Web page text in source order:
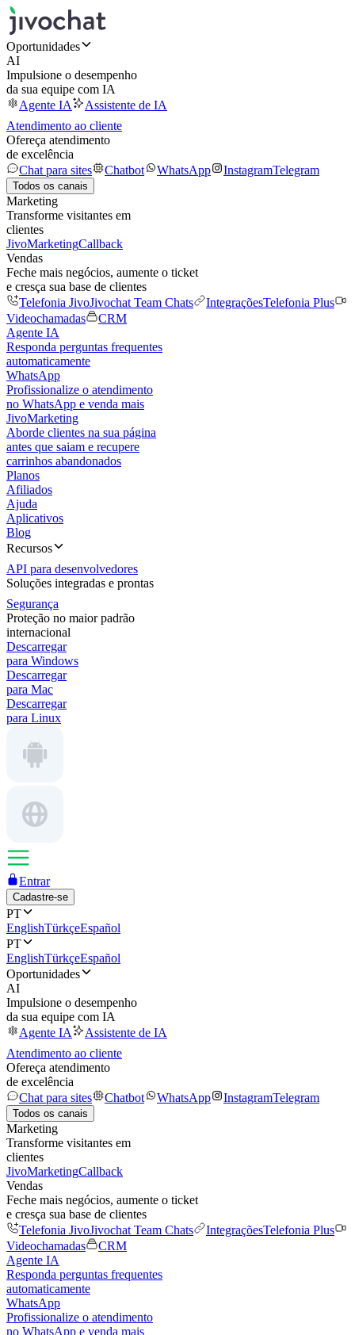
Oportunidades
AI
Impulsione o desempenho
da sua equipe com IA
Agente IA
Assistente de IA
Atendimento ao cliente
Ofereça atendimento
de excelência
Chat para sites
Chatbot WhatsApp InstagramTelegram
Todos os canais
Marketing
Transforme visitantes em
clientes
JivoMarketingCallback
Vendas
Feche mais negócios, aumente o ticket
e cresça sua base de clientes
Telefonia JivoJivochat Team Chats IntegraçõesTelefonia Plus
Videochamadas
CRM
Agente IA
Responda perguntas frequentes
automaticamente
WhatsApp
Profissionalize o atendimento
no WhatsApp e venda mais
JivoMarketing
Aborde clientes na sua página
antes que saiam e recupere
carrinhos abandonados
Planos
Afiliados
Ajuda
Aplicativos
Blog
Recursos
API para desenvolvedores
Soluções integradas e prontas
Segurança
Proteção no maior padrão
internacional
Descarregar
para Windows
Descarregar
para Mac
Descarregar
para Linux
Entrar
Cadastre-se
PT
EnglishTürkçeEspañol
PT
EnglishTürkçeEspañol
Oportunidades
AI
Impulsione o desempenho
da sua equipe com IA
Agente IA
Assistente de IA
Atendimento ao cliente
Ofereça atendimento
de excelência
Chat para sites
Chatbot WhatsApp InstagramTelegram
Todos os canais
Marketing
Transforme visitantes em
clientes
JivoMarketingCallback
Vendas
Feche mais negócios, aumente o ticket
e cresça sua base de clientes
Telefonia JivoJivochat Team Chats IntegraçõesTelefonia Plus
Videochamadas
CRM
Agente IA
Responda perguntas frequentes
automaticamente
WhatsApp
Profissionalize o atendimento
no WhatsApp e venda mais